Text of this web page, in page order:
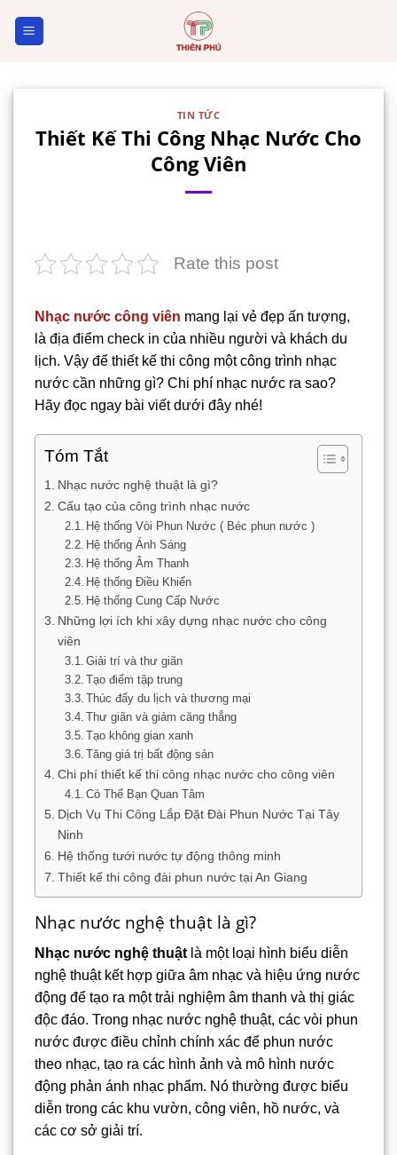
TIN TỨC
Thiết Kế Thi Công Nhạc Nước Cho
Công Viên
Rate this post
Nhạc nước công viên mang lại vẻ đẹp ấn tượng,
là địa điểm check in của nhiều người và khách du
lịch. Vậy để thiết kế thi công một công trình nhạc
nước cần những gì? Chi phí nhạc nước ra sao?
Hãy đọc ngay bài viết dưới đây nhé!
Tóm Tắt
Nhạc nước nghệ thuật là gì?
Cấu tạo của công trình nhạc nước
Hệ thống Vòi Phun Nước ( Béc phun nước )
Hệ thống Ánh Sáng
Hệ thống Âm Thanh
Hệ thống Điều Khiển
Hệ thống Cung Cấp Nước
Những lợi ích khi xây dựng nhạc nước cho công
viên
Giải trí và thư giãn
Tạo điểm tập trung
Thúc đẩy du lịch và thương mại
Thư giãn và giảm căng thẳng
Tạo không gian xanh
Tăng giá trị bất động sản
Chi phí thiết kế thi công nhạc nước cho công viên
Có Thể Bạn Quan Tâm
Dịch Vụ Thi Công Lắp Đặt Đài Phun Nước Tại Tây
Ninh
Hệ thống tưới nước tự động thông minh
Thiết kế thi công đài phun nước tại An Giang
Nhạc nước nghệ thuật là gì?
Nhạc nước nghệ thuật là một loại hình biểu diễn
nghệ thuật kết hợp giữa âm nhạc và hiệu ứng nước
động để tạo ra một trải nghiệm âm thanh và thị giác
độc đáo. Trong nhạc nước nghệ thuật, các vòi phun
nước được điều chỉnh chính xác để phun nước
theo nhạc, tạo ra các hình ảnh và mô hình nước
động phản ánh nhạc phẩm. Nó thường được biểu
diễn trong các khu vườn, công viên, hồ nước, và
các cơ sở giải trí.